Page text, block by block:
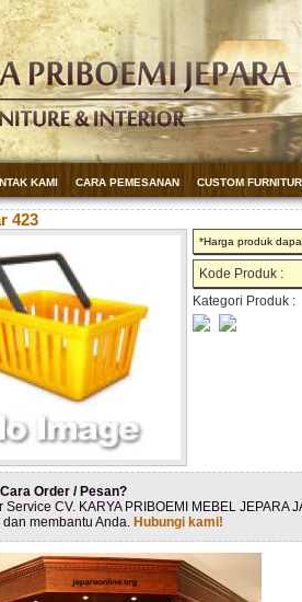
KAMI CARA PEMESANAN CUSTOM
423
*Harga produk
Kode Produk :
Kategori Produk :
Order / Pesan?
Service CV. KARYA PRIBOEMI MEBEL JEPARA
membantu Anda. Hubungi kami!